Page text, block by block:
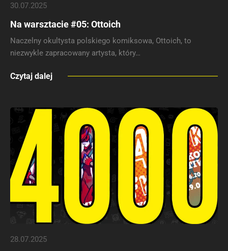
30.07.2025
Na warsztacie #05: Ottoich
Naczelny okultysta polskiego komiksowa, Ottoich, to
niezwykle zapracowany artysta, który…
Czytaj dalej
28.07.2025